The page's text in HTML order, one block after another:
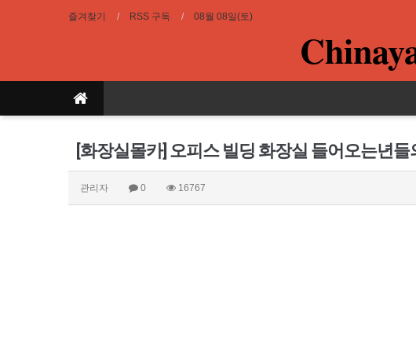
즐겨찾기 RSS 구독 08월 08일(토)
[화장실몰카] 오피스 빌딩 화장실 들어오는년
관리자 0 16767